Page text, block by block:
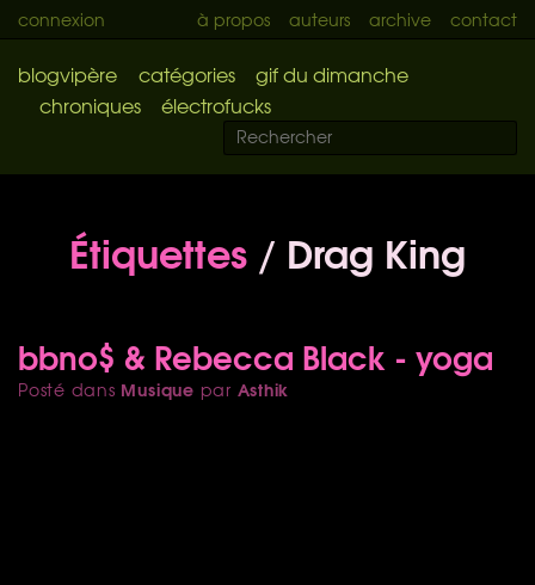
connexion à propos auteurs archive contact
blogvipère catégories
gif du dimanche
chroniques
électrofucks
Étiquettes / Drag King
bbno$ & Rebecca Black - yoga
Posté dans Musique par Asthik